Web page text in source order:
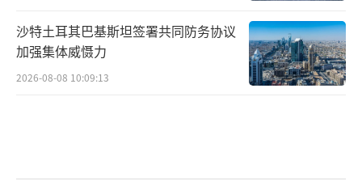
沙特土耳其巴基斯坦签署共同防务协议
加强集体威慑力
2026-08-08 10:09:13